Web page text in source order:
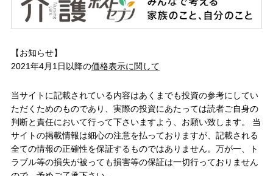
【お知らせ】
2021年4月1日以降の価格表示に関して
当サイトに記載されている内容はあくまでも投資の参考にしてい
ただくためのものであり、実際の投資にあたっては読者ご自身の
判断と責任において行って下さいますよう、お願い致します。 当
サイトの掲載情報は細心の注意を払っておりますが、記載される
全ての情報の正確性を保証するものではありません。万が一、ト
ラブル等の損失が被っても損害等の保証は一切行っておりません